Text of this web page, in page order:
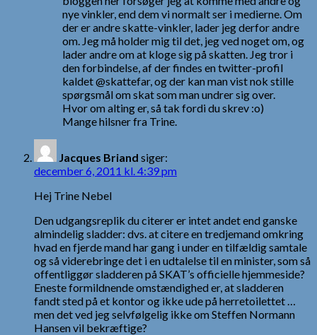
nye vinkler, end dem vi normalt ser i medierne. Om
der er andre skatte-vinkler, lader jeg derfor andre
om. Jeg må holder mig til det, jeg ved noget om, og
lader andre om at kloge sig på skatten. Jeg tror i
den forbindelse, af der findes en twitter-profil
kaldet @skattefar, og der kan man vist nok stille
spørgsmål om skat som man undrer sig over.
Hvor om alting er, så tak fordi du skrev :o)
Mange hilsner fra Trine.
Jacques Briand siger:
december 6, 2011 kl. 4:39 pm
Hej Trine Nebel
Den udgangsreplik du citerer er intet andet end ganske
almindelig sladder: dvs. at citere en tredjemand omkring
hvad en fjerde mand har gang i under en tilfældig samtale
og så viderebringe det i en udtalelse til en minister, som så
offentliggør sladderen på SKAT’s officielle hjemmeside?
Eneste formildnende omstændighed er, at sladderen
fandt sted på et kontor og ikke ude på herretoilettet …
men det ved jeg selvfølgelig ikke om Steffen Normann
Hansen vil bekræftige?